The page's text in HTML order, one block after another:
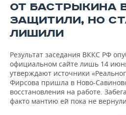
ОТКРЫТАЯ ЛЕКЦИЯ
БАСКЕТБОЛ
КИБЕРСПОРТ
ФИГУРНОЕ КАТАНИЕ
ВОДНЫЕ ВИДЫ СПОРТА
ИНФРАСТРУКТУРА
КУЛЬТУРА
МЕДИЦИНА
ОБРАЗОВАНИЕ
СПРАВОЧНИК
СПИСОК КОМПАНИЙ
ОТ БАСТРЫКИНА
ЗАЩИТИЛИ, НО
ЛИШИЛИ
Результат заседания ВККС РФ
официальном сайте лишь 14
утверждают источники
Фирсова пришла в Ново-
восстановления на работе.
факто мантию ей пока не